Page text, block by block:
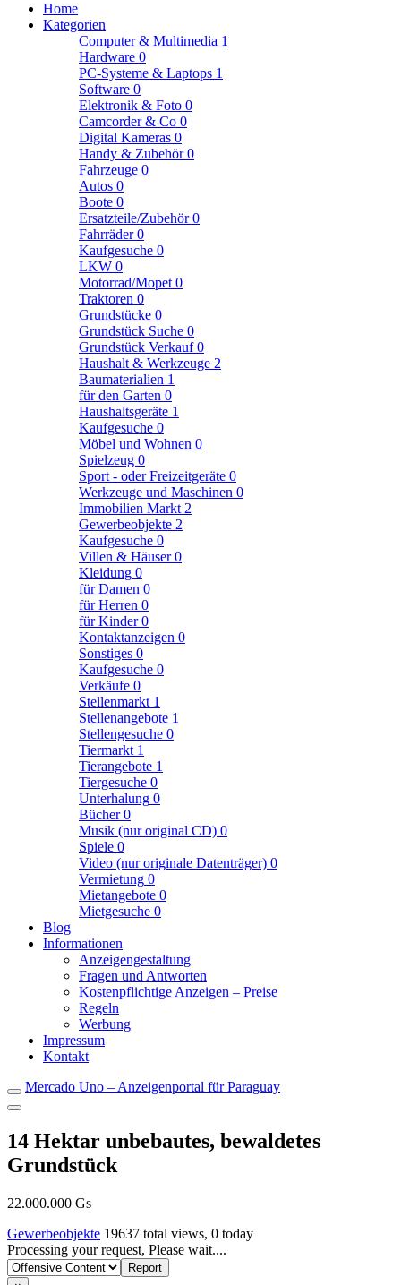
Home
Kategorien
Computer & Multimedia 1
Hardware 0
PC-Systeme & Laptops 1
Software 0
Elektronik & Foto 0
Camcorder & Co 0
Digital Kameras 0
Handy & Zubehör0
Fahrzeuge 0
Autos 0
Boote 0
Ersatzteile/Zubehör0
Fahrräder0
Kaufgesuche 0
LKW 0
Motorrad/Mopet 0
Traktoren 0
Grundstücke 0
Grundstück Suche 0
Grundstück Verkauf0
Haushalt & Werkzeuge 2
Baumaterialien 1
für den Garten 0
Haushaltsgeräte 1
Kaufgesuche 0
Möbel und Wohnen 0
Spielzeug 0
Sport - oder Freizeitgeräte 0
Werkzeuge und Maschinen 0
Immobilien Markt 2
Gewerbeobjekte 2
Kaufgesuche 0
Villen & Häuser0
Kleidung 0
für Damen 0
für Herren 0
für Kinder0
Kontaktanzeigen 0
Sonstiges 0
Kaufgesuche 0
Verkäufe 0
Stellenmarkt 1
Stellenangebote 1
Stellengesuche 0
Tiermarkt 1
Tierangebote 1
Tiergesuche 0
Unterhalung 0
Bücher0
Musik (nur original CD) 0
Spiele 0
Video (nur originale Datenträger) 0
Vermietung 0
Mietangebote 0
Mietgesuche 0
Blog
Informationen
Anzeigengestaltung
Fragen und Antworten
Kostenpflichtige Anzeigen – Preise
Regeln
Werbung
Impressum
Kontakt
Mercado Uno – Anzeigenportal für Paraguay
14 Hektar unbebautes, bewaldetes
Grundstück
22.000.000 Gs
Gewerbeobjekte 19637 total views, 0 today
Report
problem
Processing your request, Please wait....